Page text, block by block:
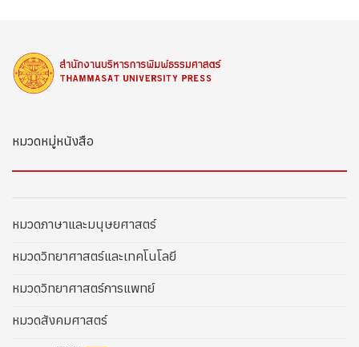
หมวดหมู่หนังสือ
หมวดภาษาและมนุษยศาสตร์
หมวดวิทยาศาสตร์และเทคโนโลยี
หมวดวิทยาศาสตร์การแพทย์
หมวดสังคมศาสตร์